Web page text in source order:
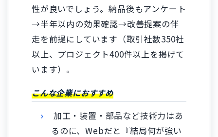
性が良いでしょう。納品後もアンケート
→半年以内の効果確認→改善提案の伴
走を前提にしています（取引社数350社
以上、プロジェクト400件以上を掲げて
います）。
こんな企業におすすめ
加工・装置・部品など技術力はあ
るのに、Webだと『結局何が強い